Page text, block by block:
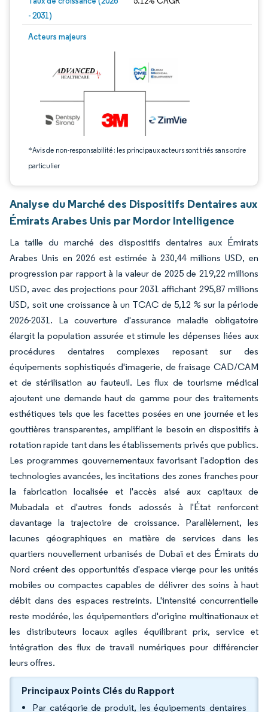
- 2031)
Acteurs majeurs
*Avis de non-responsabilité : les principaux acteurs sont triés sans ordre
particulier
Image © Mordor Intelligence. La réutilisation nécessite une attribution sous CC
Analyse du Marché des Dispositifs Dentaires aux
Émirats Arabes Unis par Mordor Intelligence
La taille du marché des dispositifs dentaires aux Émirats
Arabes Unis en 2026 est estimée à 230,44 millions USD, en
progression par rapport à la valeur de 2025 de 219,22 millions
USD, avec des projections pour 2031 affichant 295,87 millions
USD, soit une croissance à un TCAC de 5,12 % sur la période
2026-2031. La couverture d'assurance maladie obligatoire
élargit la population assurée et stimule les dépenses liées aux
procédures dentaires complexes reposant sur des
équipements sophistiqués d'imagerie, de fraisage CAD/CAM
et de stérilisation au fauteuil. Les flux de tourisme médical
ajoutent une demande haut de gamme pour des traitements
esthétiques tels que les facettes posées en une journée et les
gouttières transparentes, amplifiant le besoin en dispositifs à
rotation rapide tant dans les établissements privés que publics.
Les programmes gouvernementaux favorisant l'adoption des
technologies avancées, les incitations des zones franches pour
la fabrication localisée et l'accès aisé aux capitaux de
Mubadala et d'autres fonds adossés à l'État renforcent
davantage la trajectoire de croissance. Parallèlement, les
lacunes géographiques en matière de services dans les
quartiers nouvellement urbanisés de Dubaï et des Émirats du
Nord créent des opportunités d'espace vierge pour les unités
mobiles ou compactes capables de délivrer des soins à haut
débit dans des espaces restreints. L'intensité concurrentielle
reste modérée, les équipementiers d'origine multinationaux et
les distributeurs locaux agiles équilibrant prix, service et
intégration des flux de travail numériques pour différencier
leurs offres.
Principaux Points Clés du Rapport
Par catégorie de produit, les équipements dentaires